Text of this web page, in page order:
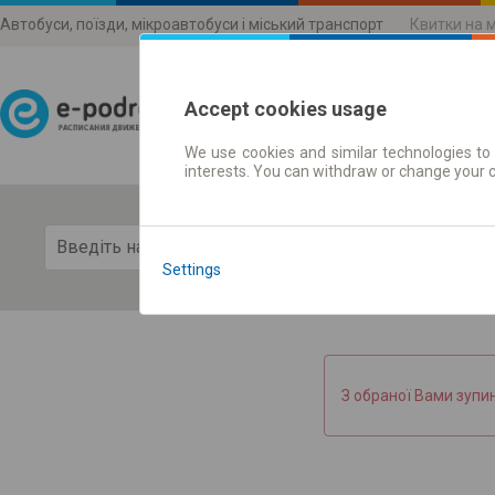
Автобуси, поїзди, мікроавтобуси і міський транспорт Квитки на
Розклади руху
З обраної Вами
Accept cookies usage
We use cookies and similar technologies
interests. You can withdraw or change
Settings